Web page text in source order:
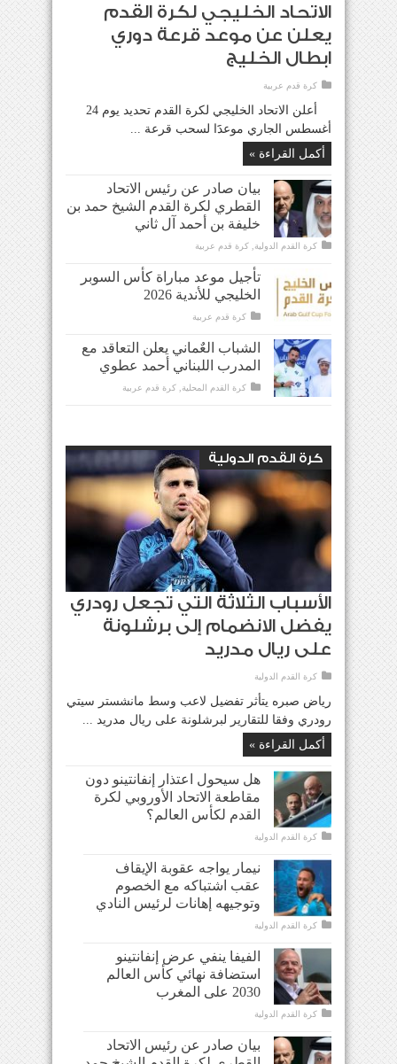
الاتحاد الخليجي لكرة القدم
يعلن عن موعد قرعة دوري
ابطال الخليج
كرة قدم عربية
أعلن الاتحاد الخليجي لكرة القدم تحديد يوم 24
أغسطس الجاري موعدََا لسحب قرعة ...
أكمل القراءة »
بيان صادر عن رئيس الاتحاد
القطري لكرة القدم الشيخ حمد بن
خليفة بن أحمد آل ثاني
كرة القدم الدولية كرة قدم عربية
تأجيل موعد مباراة كأس السوبر
الخليجي للأندية 2026
كرة قدم عربية
الشباب العٌماني يعلن التعاقد مع
المدرب اللبناني أحمد عطوي
كرة القدم المحلية كرة قدم عربية
كرة القدم الدولية
الأسباب الثلاثة التي تجعل رودري
يفضل الانضمام إلى برشلونة
على ريال مدريد
كرة القدم الدولية
رياض صبره يتأثر تفضيل لاعب وسط مانشستر سيتي
رودري وفقا للتقارير لبرشلونة على ريال مدريد ...
أكمل القراءة »
هل سيحول اعتذار إنفانتينو دون
مقاطعة الاتحاد الأوروبي لكرة
القدم لكأس العالم؟
كرة القدم الدولية
نيمار يواجه عقوبة الإيقاف
عقب اشتباكه مع الخصوم
وتوجيهه إهانات لرئيس النادي
كرة القدم الدولية
الفيفا ينفي عرض إنفانتينو
استضافة نهائي كأس العالم
2030 على المغرب
كرة القدم الدولية
بيان صادر عن رئيس الاتحاد